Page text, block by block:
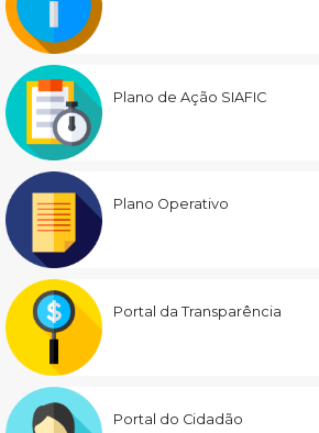
Plano de Ação SIAFIC
Plano Operativo
Portal da Transparência
Portal do Cidadão